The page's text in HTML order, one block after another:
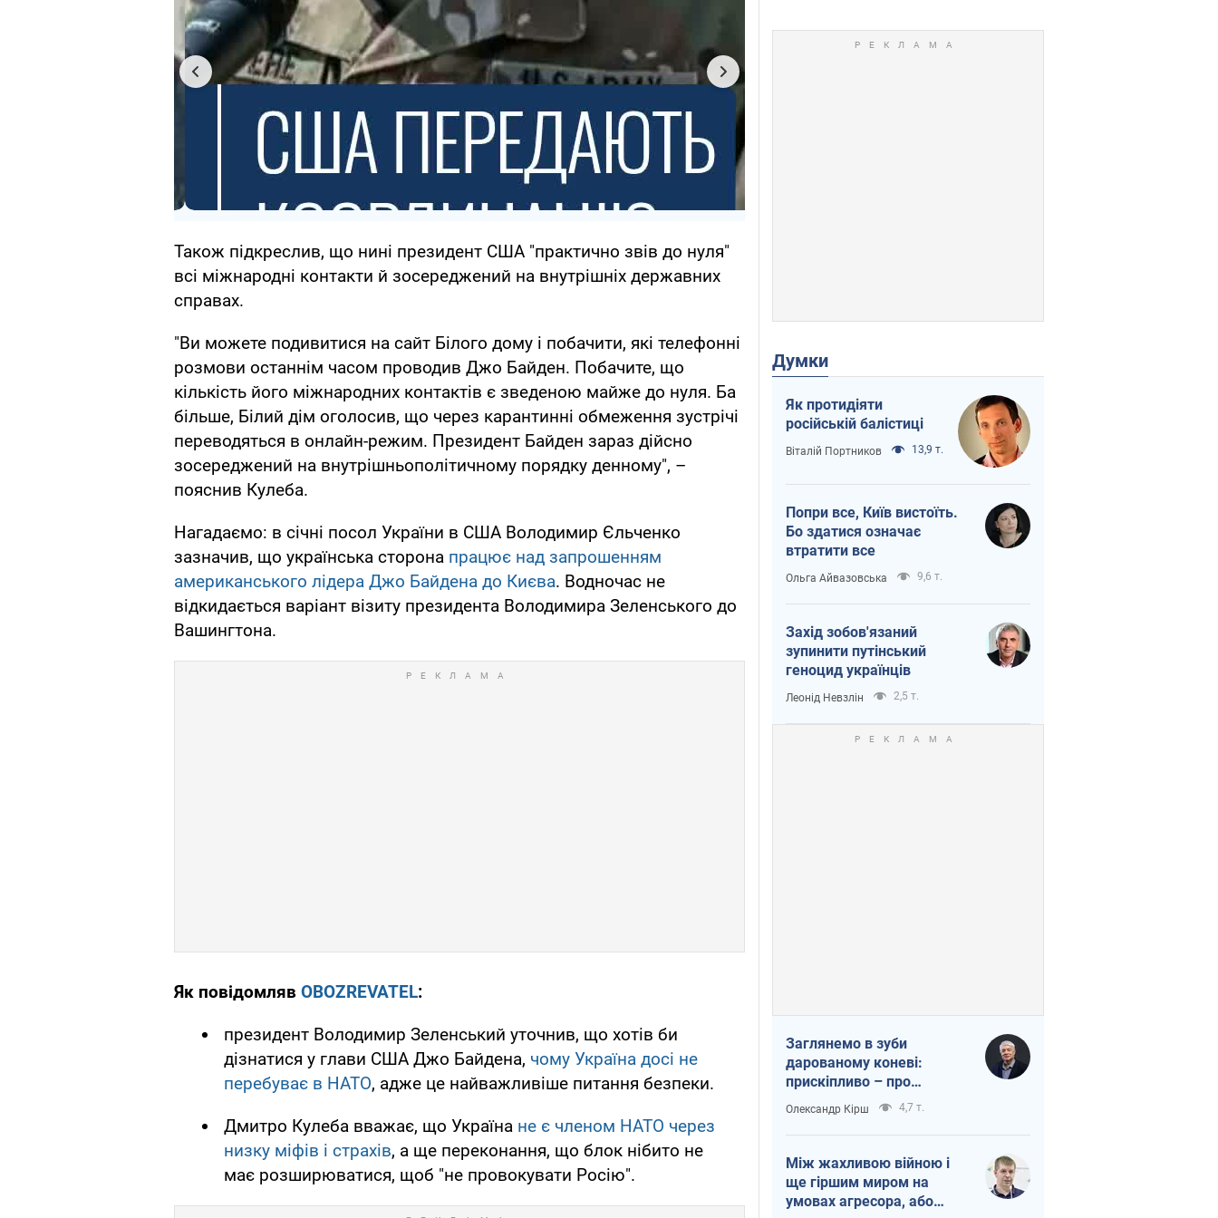
Також підкреслив, що нині президент США "практично звів до нуля"
всі міжнародні контакти й зосереджений на внутрішніх державних
справах.
"Ви можете подивитися на сайт Білого дому і побачити, які телефонні
розмови останнім часом проводив Джо Байден. Побачите, що
кількість його міжнародних контактів є зведеною майже до нуля. Ба
більше, Білий дім оголосив, що через карантинні обмеження зустрічі
переводяться в онлайн-режим. Президент Байден зараз дійсно
зосереджений на внутрішньополітичному порядку денному", –
пояснив Кулеба.
Нагадаємо: в січні посол України в США Володимир Єльченко
зазначив, що українська сторона працює над запрошенням
американського лідера Джо Байдена до Києва. Водночас не
відкидається варіант візиту президента Володимира Зеленського до
Вашингтона.
Як повідомляв OBOZREVATEL:
президент Володимир Зеленський уточнив, що хотів би
дізнатися у глави США Джо Байдена, чому Україна досі не
перебуває в НАТО, адже це найважливіше питання безпеки.
Дмитро Кулеба вважає, що Україна не є членом НАТО через
низку міфів і страхів, а ще переконання, що блок нібито не
має розширюватися, щоб "не провокувати Росію".
Думки
Як протидіяти
російській балістиці
Віталій Портников 13,9 т.
Попри все, Київ вистоїть.
Бо здатися означає
втратити все
Ольга Айвазовська 9,6 т.
Захід зобов'язаний
зупинити путінський
геноцид українців
Леонід Невзлін 2,5 т.
Заглянемо в зуби
дарованому коневі:
прискіпливо – про
допомогу Україні
Олександр Кірш 4,7 т.
Між жахливою війною і
ще гіршим миром на
умовах агресора, або